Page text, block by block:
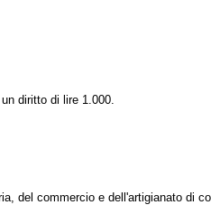
diritto di lire 1.000.
del commercio e dell'artigianato di